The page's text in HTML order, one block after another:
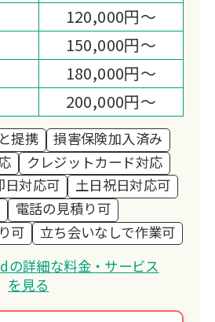
120,000円～
150,000円～
180,000円～
200,000円～
提携
損害保険加入済み
クレジットカード対応
日対応可
土日祝日対応可
電話の見積り可
可
立ち会いなしで作業可
の詳細な料金・サービス
を見る